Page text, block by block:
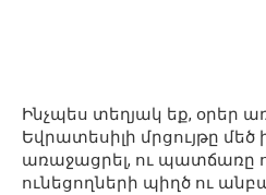
Ինչպես տեղյակ եք, օրեր
Եվրատեսիլի մրցույթը մեծ
առաջացրել, ու պատճառը ոչ
ունեցողների պիղծ ու